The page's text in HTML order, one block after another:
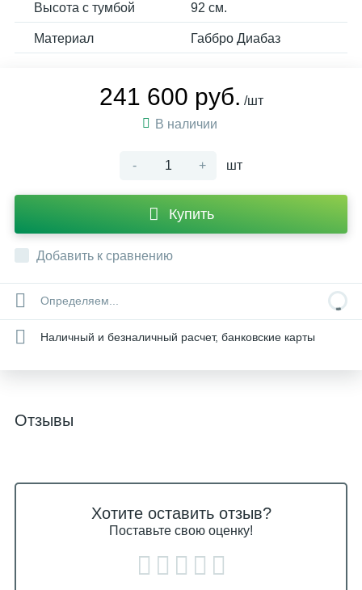
Высота с тумбой 92 см.
Материал Габбро Диабаз
241 600 руб. /шт
В наличии
- + шт
Купить
Добавить к сравнению
Определяем...
Наличный и безналичный расчет, банковские карты
Отзывы
Хотите оставить отзыв?
Поставьте свою оценку!